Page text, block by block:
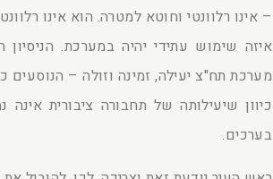
– אינו רלוונטי וחוטא למטרה. הוא אינו
איזה שימוש עתידי יהיה במערכת.
מערכת תח"צ יעילה, זמינה וזולה – הנוסעים
כיוון שיעילותה של תחבורה ציבורית
בערכים.